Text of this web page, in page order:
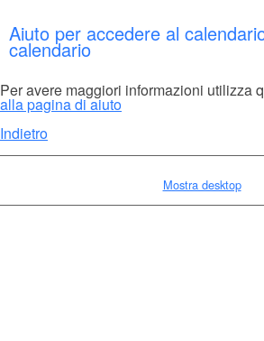
Aiuto per accedere al
calendario
Per avere maggiori informazioni utilizza
alla pagina di aiuto
Indietro
Mostra desktop